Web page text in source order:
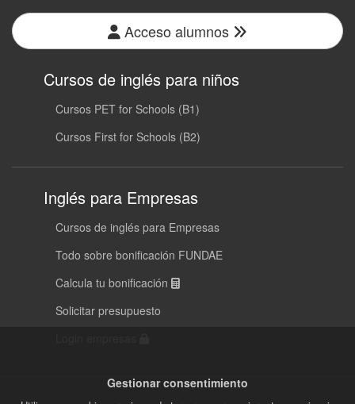
Acceso alumnos
Cursos de inglés para niños
Cursos PET for Schools (B1)
Cursos First for Schools (B2)
Inglés para Empresas
Cursos de inglés para Empresas
Todo sobre bonificación FUNDAE
Calcula tu bonificación
Solicitar presupuesto
Gestionar consentimiento